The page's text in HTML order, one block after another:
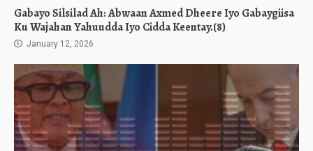
Gabayo Silsilad Ah: Abwaan Axmed Dheere Iyo Gabaygiisa
Ku Wajahan Yahuudda Iyo Cidda Keentay.(8)
January 12, 2026